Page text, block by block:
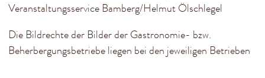
Veranstaltungsservice Bamberg/Helmut Ölschlegel
Die Bildrechte der Bilder der Gastronomie- bzw.
Beherbergungsbetriebe liegen bei den jeweiligen Betrieben